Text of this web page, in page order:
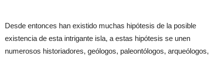
Desde entonces han existido muchas hipótesis de la posible
existencia de esta intrigante isla, a estas hipótesis se unen
numerosos historiadores, geólogos, paleontólogos, arqueólogos,